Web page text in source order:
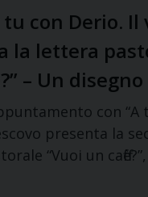
con Derio. Il
la lettera
– Un disegno
con
presenta la
“Vuoi un